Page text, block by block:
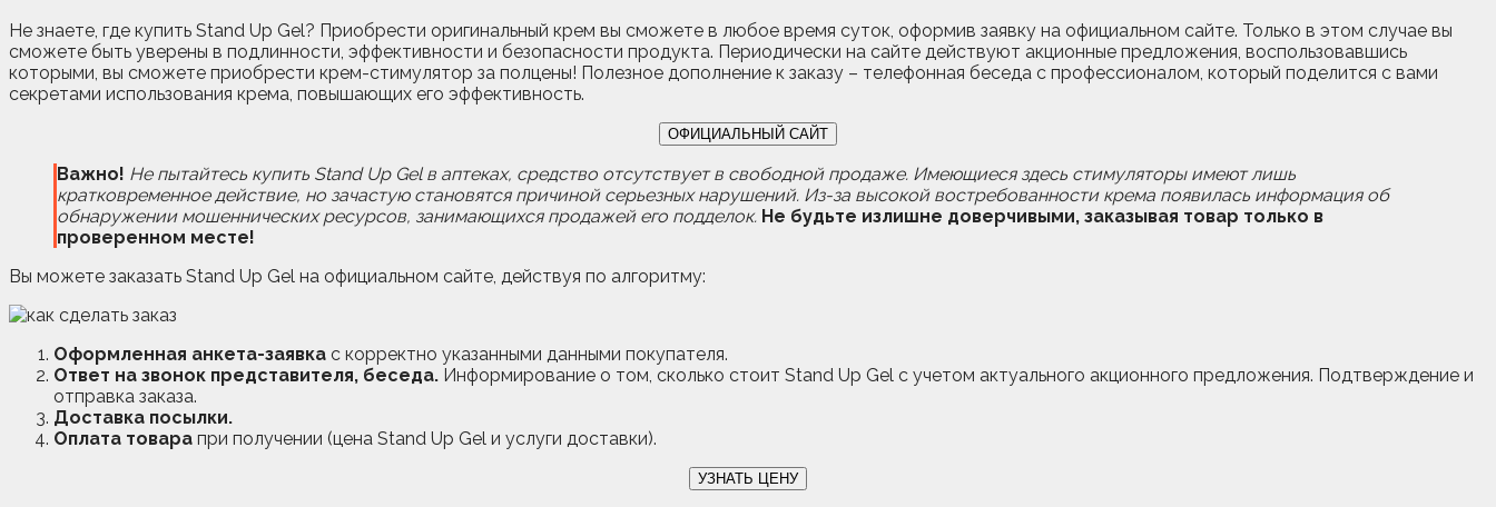
Не знаете, где купить Stand Up Gel? Приобрести оригинальный крем вы сможете в любое время суток, оформив заявку на официальном сайте. Только в этом случае вы
сможете быть уверены в подлинности, эффективности и безопасности продукта. Периодически на сайте действуют акционные предложения, воспользовавшись
которыми, вы сможете приобрести крем-стимулятор за полцены! Полезное дополнение к заказу – телефонная беседа с профессионалом, который поделится с вами
секретами использования крема, повышающих его эффективность.
ОФИЦИАЛЬНЫЙ САЙТ
Важно! Не пытайтесь купить Stand Up Gel в аптеках, средство отсутствует в свободной продаже. Имеющиеся здесь стимуляторы имеют лишь
кратковременное действие, но зачастую становятся причиной серьезных нарушений. Из-за высокой востребованности крема появилась информация об
обнаружении мошеннических ресурсов, занимающихся продажей его подделок. Не будьте излишне доверчивыми, заказывая товар только в
проверенном месте!
Вы можете заказать Stand Up Gel на официальном сайте, действуя по алгоритму:
Оформленная анкета-заявка с корректно указанными данными покупателя.
Ответ на звонок представителя, беседа. Информирование о том, сколько стоит Stand Up Gel с учетом актуального акционного предложения. Подтверждение и
отправка заказа.
Доставка посылки.
Оплата товара при получении (цена Stand Up Gel и услуги доставки).
УЗНАТЬ ЦЕНУ